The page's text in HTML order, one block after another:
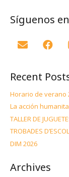
Síguenos
Recent
Horario de verano
La acción
TALLER DE
TROBADES
DIM 2026
Archives